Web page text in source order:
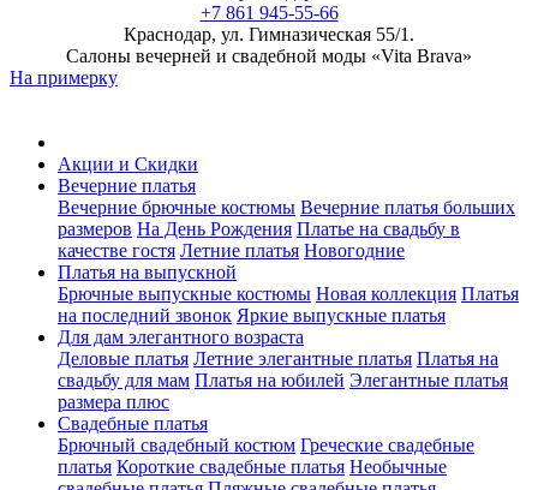
+7 861 945-55-66
Краснодар, ул. Гимназическая 55/1.
Салоны вечерней и свадебной моды «Vita Brava»
На примерку
Акции и Скидки
Вечерние платья
Вечерние брючные костюмы Вечерние платья больших
размеров На День Рождения Платье на свадьбу в
качестве гостя Летние платья Новогодние
Платья на выпускной
Брючные выпускные костюмы Новая коллекция Платья
на последний звонок Яркие выпускные платья
Для дам элегантного возраста
Деловые платья Летние элегантные платья Платья на
свадьбу для мам Платья на юбилей Элегантные платья
размера плюс
Свадебные платья
Брючный свадебный костюм Греческие свадебные
платья Короткие свадебные платья Необычные